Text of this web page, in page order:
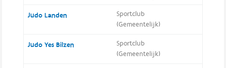
Judo Landen
Sportclub
(Gemeentelijk)
Judo Yes Bilzen
Sportclub
(Gemeentelijk)